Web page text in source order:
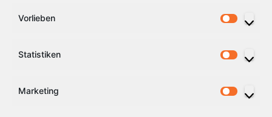
Vorlieben
Statistiken
Marketing